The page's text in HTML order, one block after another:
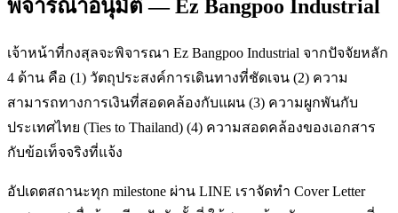
พิจารณาอนุมัติ — Ez Bangpoo Industrial
เจ้าหน้าที่กงสุลจะพิจารณา Ez Bangpoo Industrial จากปัจจัยหลัก
4 ด้าน คือ (1) วัตถุประสงค์การเดินทางที่ชัดเจน (2) ความ
สามารถทางการเงินที่สอดคล้องกับแผน (3) ความผูกพันกับ
ประเทศไทย (Ties to Thailand) (4) ความสอดคล้องของเอกสาร
กับข้อเท็จจริงที่แจ้ง
อัปเดตสถานะทุก milestone ผ่าน LINE เราจัดทำ Cover Letter